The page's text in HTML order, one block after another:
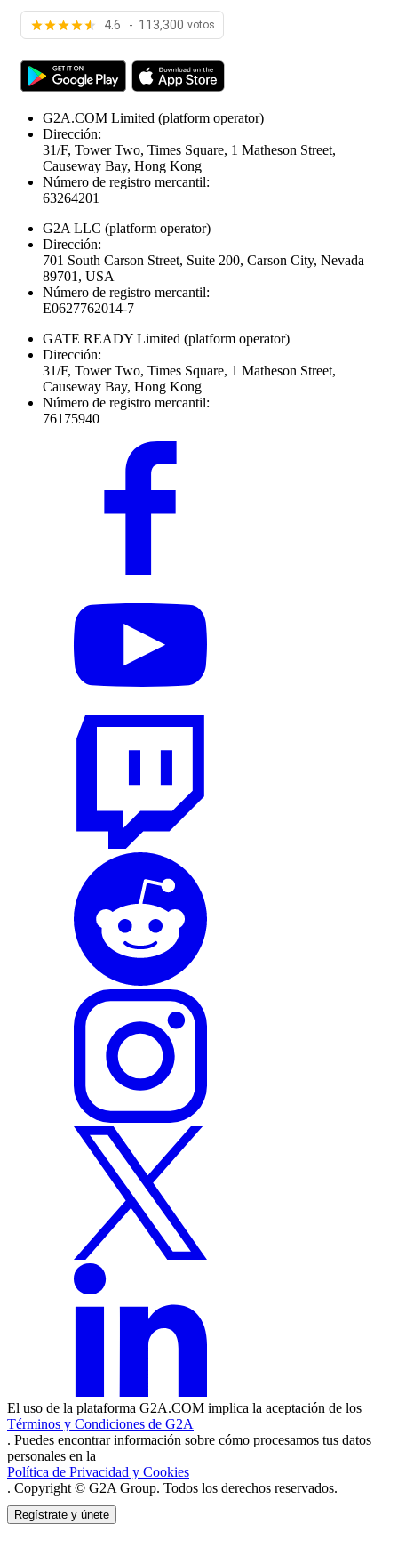
4.6 - 113,300 votos
G2A.COM Limited (platform operator)
Dirección:
31/F, Tower Two, Times Square, 1 Matheson Street,
Causeway Bay, Hong Kong
Número de registro mercantil:
63264201
G2A LLC (platform operator)
Dirección:
701 South Carson Street, Suite 200, Carson City, Nevada
89701, USA
Número de registro mercantil:
E0627762014-7
GATE READY Limited (platform operator)
Dirección:
31/F, Tower Two, Times Square, 1 Matheson Street,
Causeway Bay, Hong Kong
Número de registro mercantil:
76175940
El uso de la plataforma G2A.COM implica la aceptación de los
Términos y Condiciones de G2A
. Puedes encontrar información sobre cómo procesamos tus datos
personales en la
Política de Privacidad y Cookies
. Copyright © G2A Group. Todos los derechos reservados.
Regístrate y únete